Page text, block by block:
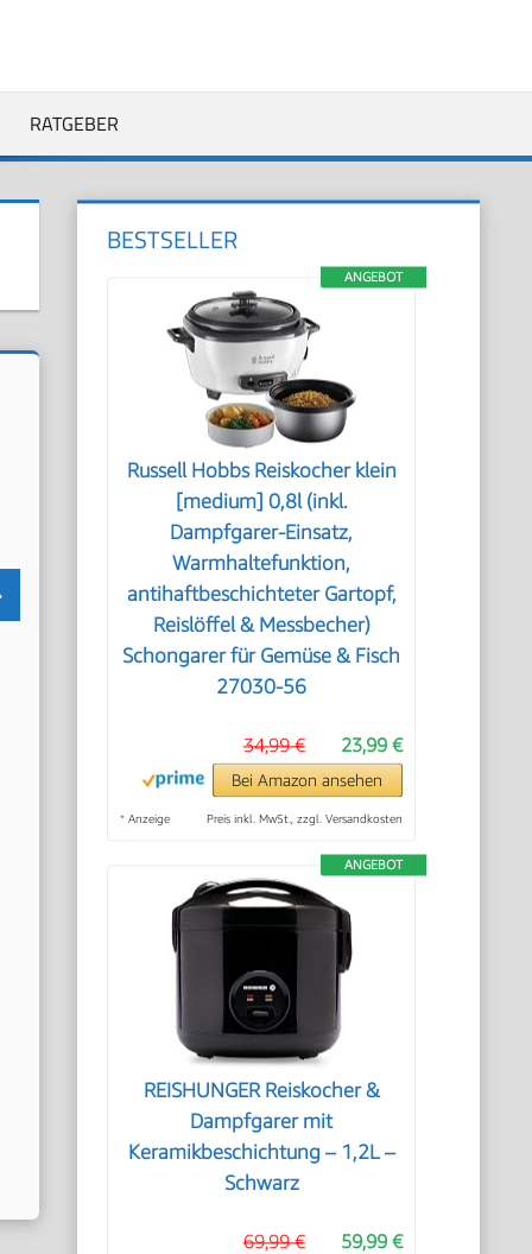
RATGEBER
BESTSELLER
ANGEBOT
Russell Hobbs Reiskocher klein
[medium] 0,8l (inkl.
Dampfgarer-Einsatz,
Warmhaltefunktion,
antihaftbeschichteter Gartopf,
Reislöffel & Messbecher)
Schongarer für Gemüse & Fisch
27030-56
23,99 €
34,99 €
Bei Amazon ansehen
* Anzeige Preis inkl. MwSt., zzgl. Versandkosten
ANGEBOT
REISHUNGER Reiskocher &
Dampfgarer mit
Keramikbeschichtung – 1,2L –
Schwarz
59,99 €
69,99 €